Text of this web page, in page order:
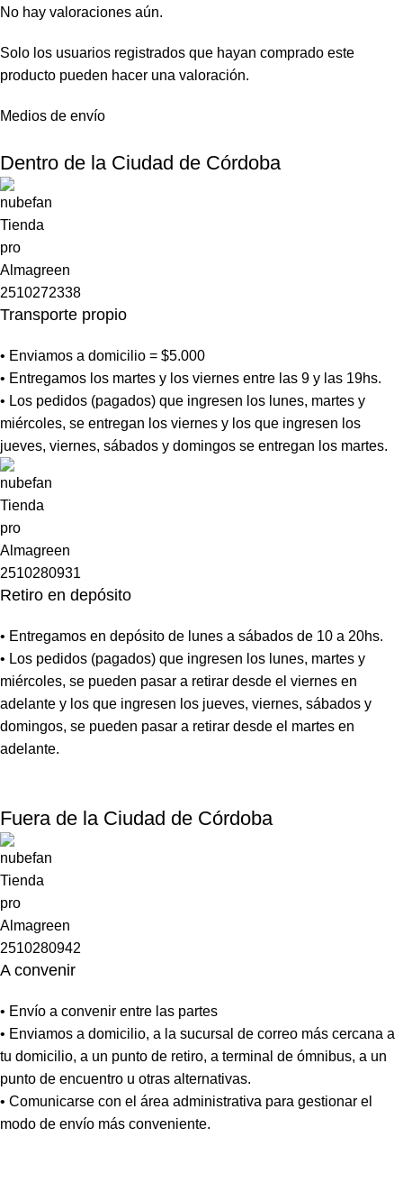
No hay valoraciones aún.
Solo los usuarios registrados que hayan comprado este
producto pueden hacer una valoración.
Medios de envío
Dentro de la Ciudad de Córdoba
Transporte propio
• Enviamos a domicilio = $5.000
• Entregamos los martes y los viernes entre las 9 y las 19hs.
• Los pedidos (pagados) que ingresen los lunes, martes y
miércoles, se entregan los viernes y los que ingresen los
jueves, viernes, sábados y domingos se entregan los martes.
Retiro en depósito
• Entregamos en depósito de lunes a sábados de 10 a 20hs.
• Los pedidos (pagados) que ingresen los lunes, martes y
miércoles, se pueden pasar a retirar desde el viernes en
adelante y los que ingresen los jueves, viernes, sábados y
domingos, se pueden pasar a retirar desde el martes en
adelante.
Fuera de la Ciudad de Córdoba
A convenir
• Envío a convenir entre las partes
• Enviamos a domicilio, a la sucursal de correo más cercana a
tu domicilio, a un punto de retiro, a terminal de ómnibus, a un
punto de encuentro u otras alternativas.
• Comunicarse con el área administrativa para gestionar el
modo de envío más conveniente.